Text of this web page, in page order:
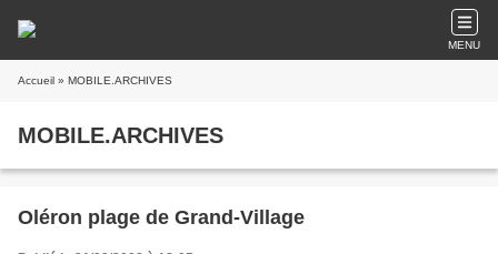
MENU
Accueil » MOBILE.ARCHIVES
MOBILE.ARCHIVES
Oléron plage de Grand-Village